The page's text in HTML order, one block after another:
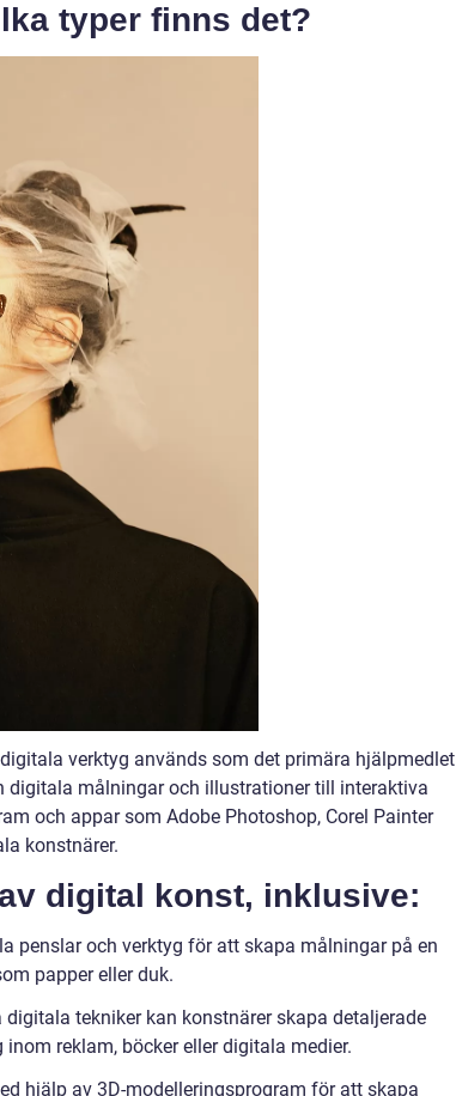
typer finns det?
verktyg används som det primära hjälpmedlet
målningar och illustrationer till interaktiva
och appar som Adobe Photoshop, Corel Painter
konstnärer.
digital konst, inklusive:
penslar och verktyg för att skapa målningar på en
papper eller duk.
tekniker kan konstnärer skapa detaljerade
reklam, böcker eller digitala medier.
hjälp av 3D-modelleringsprogram för att skapa